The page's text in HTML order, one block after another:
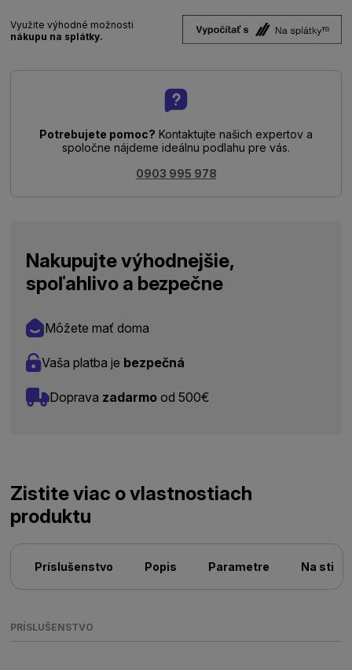
Využite výhodné možnosti
nákupu na splátky.
Potrebujete pomoc? Kontaktujte našich expertov a
spoločne nájdeme ideálnu podlahu pre vás.
0903 995 978
Nakupujte výhodnejšie,
spoľahlivo a bezpečne
Môžete mať doma
Vaša platba je bezpečná
Doprava zadarmo od 500€
Zistite viac o vlastnostiach
produktu
Príslušenstvo Popis Parametre Na
PRÍSLUŠENSTVO